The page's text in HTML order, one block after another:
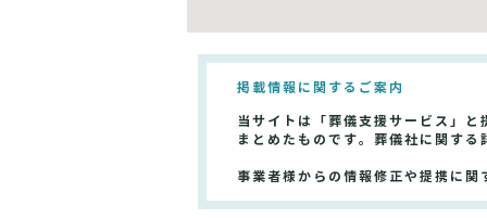
掲載情報に関するご案内
当サイトは「葬儀支援サービス」
まとめたものです。葬儀社に関す
事業者様からの情報修正や提携に